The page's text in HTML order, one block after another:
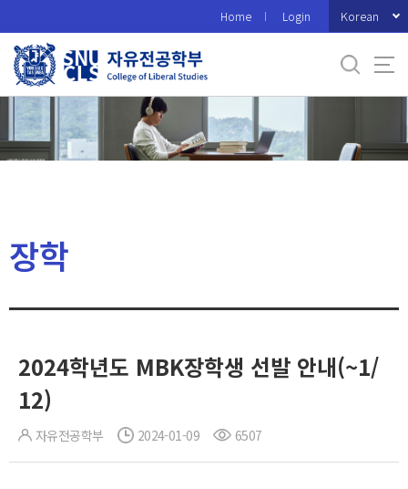
로
메
Home Login Korean
장학
2024학년도 MBK장학생 선발 안내(~1/
12)
자유전공학부 2024-01-09 6507